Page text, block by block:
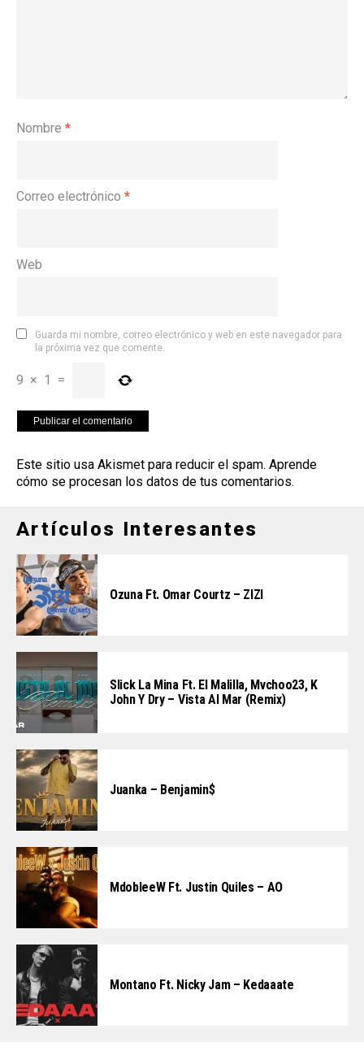
Nombre *
Correo electrónico *
Web
Guarda mi nombre, correo electrónico y web en este navegador para
la próxima vez que comente.
9 × 1 =
Este sitio usa Akismet para reducir el spam. Aprende
cómo se procesan los datos de tus comentarios.
Artículos Interesantes
Ozuna Ft. Omar Courtz – ZIZI
Slick La Mina Ft. El Malilla, Mvchoo23, K
John Y Dry – Vista Al Mar (Remix)
Juanka – Benjamin$
MdobleeW Ft. Justin Quiles – AO
Montano Ft. Nicky Jam – Kedaaate